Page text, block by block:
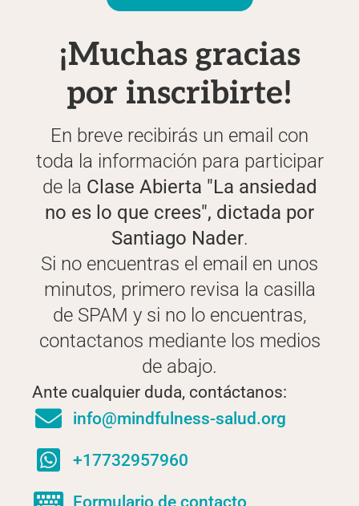
¡Muchas gracias
por inscribirte!
En breve recibirás un email con
toda la información para participar
de la Clase Abierta "La ansiedad
no es lo que crees", dictada por
Santiago Nader.
Si no encuentras el email en unos
minutos, primero revisa la casilla
de SPAM y si no lo encuentras,
contactanos mediante los medios
de abajo.
Ante cualquier duda, contáctanos:
info@mindfulness-salud.org
+17732957960
Formulario de contacto